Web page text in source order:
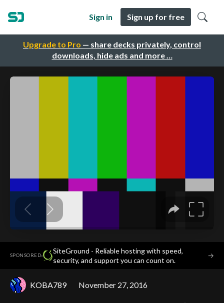
Upgrade to Pro — share decks privately, control
downloads, hide ads and more …
Sign in Sign up for free
SPONSORED·
SiteGround - Reliable hosting with speed,
security, and support you can count on.
→
KOBA789 November 27, 2016